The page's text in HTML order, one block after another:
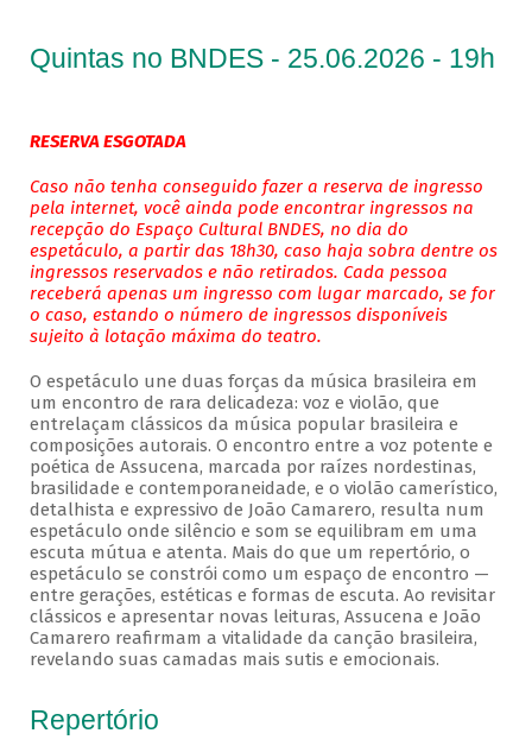
Quintas no BNDES - 25.06.2026 - 19h
RESERVA ESGOTADA
Caso não tenha conseguido fazer a reserva de ingresso
pela internet, você ainda pode encontrar ingressos na
recepção do Espaço Cultural BNDES, no dia do
espetáculo, a partir das 18h30, caso haja sobra dentre os
ingressos reservados e não retirados. Cada pessoa
receberá apenas um ingresso com lugar marcado, se for
o caso, estando o número de ingressos disponíveis
sujeito à lotação máxima do teatro.
O espetáculo une duas forças da música brasileira em
um encontro de rara delicadeza: voz e violão, que
entrelaçam clássicos da música popular brasileira e
composições autorais. O encontro entre a voz potente e
poética de Assucena, marcada por raízes nordestinas,
brasilidade e contemporaneidade, e o violão camerístico,
detalhista e expressivo de João Camarero, resulta num
espetáculo onde silêncio e som se equilibram em uma
escuta mútua e atenta. Mais do que um repertório, o
espetáculo se constrói como um espaço de encontro —
entre gerações, estéticas e formas de escuta. Ao revisitar
clássicos e apresentar novas leituras, Assucena e João
Camarero reafirmam a vitalidade da canção brasileira,
revelando suas camadas mais sutis e emocionais.
Repertório